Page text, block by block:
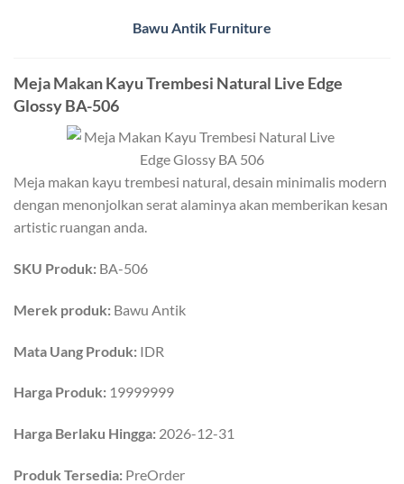
Bawu Antik Furniture
Meja Makan Kayu Trembesi Natural Live Edge
Glossy BA-506
Meja makan kayu trembesi natural, desain minimalis modern
dengan menonjolkan serat alaminya akan memberikan kesan
artistic ruangan anda.
SKU Produk: BA-506
Merek produk: Bawu Antik
Mata Uang Produk: IDR
Harga Produk: 19999999
Harga Berlaku Hingga: 2026-12-31
Produk Tersedia: PreOrder